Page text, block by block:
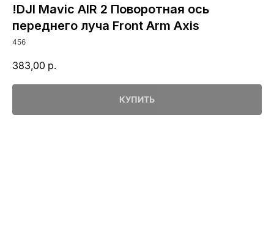
!DJI Mavic AIR 2 Поворотная ось
переднего луча Front Arm Axis
456
383,00 р.
КУПИТЬ